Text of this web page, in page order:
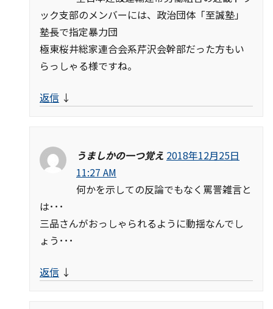
ック支部のメンバーには、政治団体「至誠塾」
塾長で指定暴力団
極東桜井総家連合会系芹沢会幹部だった方もい
らっしゃる様ですね。
返信 ↓
うましかの一つ覚え 2018年12月25日
11:27 AM
何かを示しての反論でもなく罵詈雑言と
は･･･
三品さんがおっしゃられるように動揺なんでし
ょう･･･
返信 ↓